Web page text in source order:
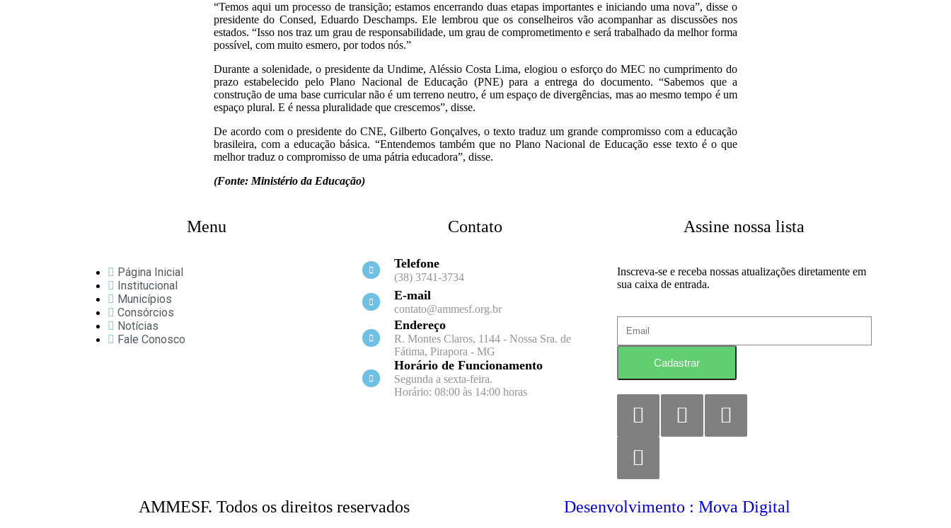
“Temos aqui um processo de transição; estamos encerrando duas etapas importantes e iniciando uma nova”, disse o
presidente do Consed, Eduardo Deschamps. Ele lembrou que os conselheiros vão acompanhar as discussões nos
estados. “Isso nos traz um grau de responsabilidade, um grau de comprometimento e será trabalhado da melhor forma
possível, com muito esmero, por todos nós.”
Durante a solenidade, o presidente da Undime, Aléssio Costa Lima, elogiou o esforço do MEC no cumprimento do
prazo estabelecido pelo Plano Nacional de Educação (PNE) para a entrega do documento. “Sabemos que a
construção de uma base curricular não é um terreno neutro, é um espaço de divergências, mas ao mesmo tempo é um
espaço plural. E é nessa pluralidade que crescemos”, disse.
De acordo com o presidente do CNE, Gilberto Gonçalves, o texto traduz um grande compromisso com a educação
brasileira, com a educação básica. “Entendemos também que no Plano Nacional de Educação esse texto é o que
melhor traduz o compromisso de uma pátria educadora”, disse.
(Fonte: Ministério da Educação)
Menu
Página Inicial
Institucional
Municípios
Consórcios
Notícias
Fale Conosco
Contato
Telefone
(38) 3741-3734
E-mail
contato@ammesf.org.br
Endereço
R. Montes Claros, 1144 - Nossa Sra. de
Fátima, Pirapora - MG
Horário de Funcionamento
Segunda a sexta-feira.
Horário: 08:00 às 14:00 horas
Assine nossa lista
Inscreva-se e receba nossas atualizações diretamente em
sua caixa de entrada.
Cadastrar
AMMESF. Todos os direitos reservados Desenvolvimento : Mova Digital